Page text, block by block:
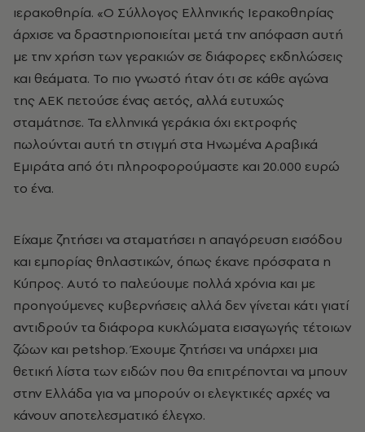
ιερακοθηρία. «Ο Σύλλογος Ελληνικής Ιερακοθηρίας
άρχισε να δραστηριοποιείται μετά την απόφαση αυτή
με την χρήση των γερακιών σε διάφορες εκδηλώσεις
και θεάματα. Το πιο γνωστό ήταν ότι σε κάθε αγώνα
της ΑΕΚ πετούσε ένας αετός, αλλά ευτυχώς
σταμάτησε. Τα ελληνικά γεράκια όχι εκτροφής
πωλούνται αυτή τη στιγμή στα Ηνωμένα Αραβικά
Εμιράτα από ότι πληροφορούμαστε και 20.000 ευρώ
το ένα.
Είχαμε ζητήσει να σταματήσει η απαγόρευση εισόδου
και εμπορίας θηλαστικών, όπως έκανε πρόσφατα η
Κύπρος. Αυτό το παλεύουμε πολλά χρόνια και με
προηγούμενες κυβερνήσεις αλλά δεν γίνεται κάτι γιατί
αντιδρούν τα διάφορα κυκλώματα εισαγωγής τέτοιων
ζώων και petshop. Έχουμε ζητήσει να υπάρχει μια
θετική λίστα των ειδών που θα επιτρέπονται να μπουν
στην Ελλάδα για να μπορούν οι ελεγκτικές αρχές να
κάνουν αποτελεσματικό έλεγχο.